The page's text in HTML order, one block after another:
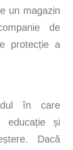
un magazin
de
protecție a
în care
educație și
Dacă